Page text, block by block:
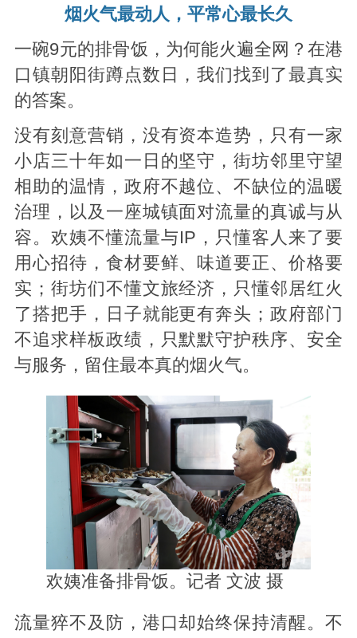
烟火气最动人，平常心最长久
一碗9元的排骨饭，为何能火遍全网？在港
口镇朝阳街蹲点数日，我们找到了最真实
的答案。
没有刻意营销，没有资本造势，只有一家
小店三十年如一日的坚守，街坊邻里守望
相助的温情，政府不越位、不缺位的温暖
治理，以及一座城镇面对流量的真诚与从
容。欢姨不懂流量与IP，只懂客人来了要
用心招待，食材要鲜、味道要正、价格要
实；街坊们不懂文旅经济，只懂邻居红火
了搭把手，日子就能更有奔头；政府部门
不追求样板政绩，只默默守护秩序、安全
与服务，留住最本真的烟火气。
欢姨准备排骨饭。记者 文波 摄
流量猝不及防，港口却始终保持清醒。不